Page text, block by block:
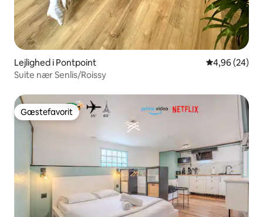
Lejlighed i Pontpoint 4,96 ud af 5 i
4,96 (24)
Suite nær Senlis/Roissy
Gæstefavorit
Gæstefavorit